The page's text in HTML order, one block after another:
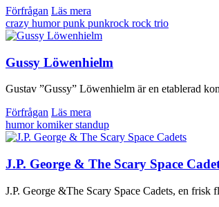
Förfrågan Läs mera
crazy humorpunk punkrock rock trio
Gussy Löwenhielm
Gustav ”Gussy” Löwenhielm är en etablerad
Förfrågan Läs mera
humorkomikerstandup
J.P. George & The Scary Space
J.P. George &The Scary Space Cadets, en